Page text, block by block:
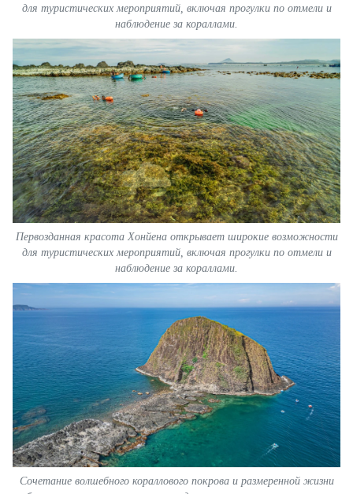
для туристических мероприятий, включая прогулки по отмели и
наблюдение за кораллами.
Первозданная красота Хонйена открывает широкие возможности
для туристических мероприятий, включая прогулки по отмели и
наблюдение за кораллами.
Сочетание волшебного кораллового покрова и размеренной жизни